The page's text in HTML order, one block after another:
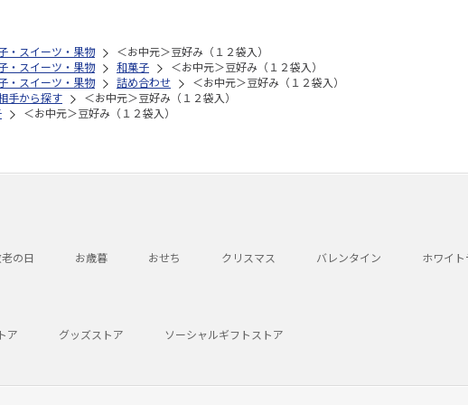
・スイーツ・果物
＜お中元＞豆好み（１２袋入）
・スイーツ・果物 和菓子
＜お中元＞豆好み（１２袋入）
・スイーツ・果物 詰め合わせ
＜お中元＞豆好み（１２袋入）
手から探す
＜お中元＞豆好み（１２袋入）
＜お中元＞豆好み（１２袋入）
の日 お歳暮 おせち クリスマス バレンタイン ホワイ
ア グッズストア ソーシャルギフトストア